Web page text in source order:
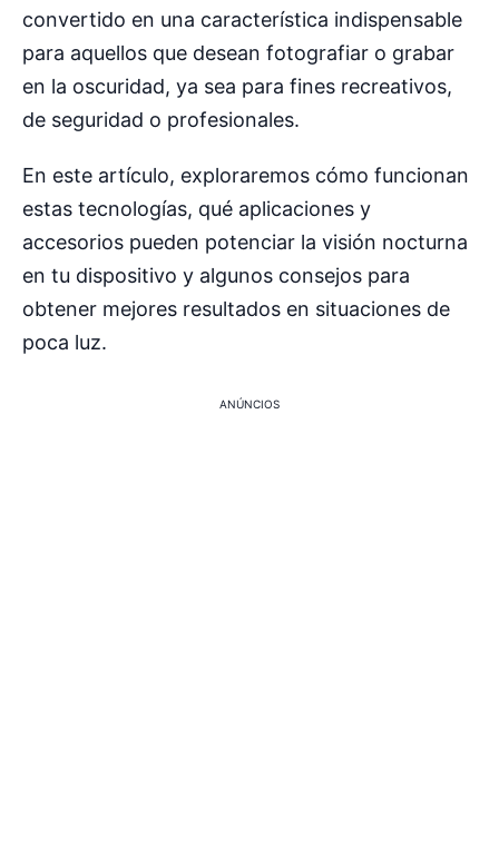
convertido en una característica indispensable
para aquellos que desean fotografiar o grabar
en la oscuridad, ya sea para fines recreativos,
de seguridad o profesionales.
En este artículo, exploraremos cómo funcionan
estas tecnologías, qué aplicaciones y
accesorios pueden potenciar la visión nocturna
en tu dispositivo y algunos consejos para
obtener mejores resultados en situaciones de
poca luz.
ANÚNCIOS